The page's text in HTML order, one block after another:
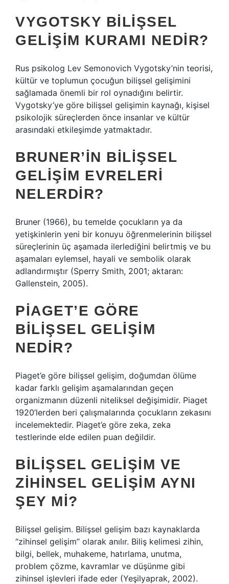
VYGOTSKY BILIŞSEL
GELIŞIM KURAMI NEDIR?
Rus psikolog Lev Semonovich Vygotsky’nin teorisi,
kültür ve toplumun çocuğun bilişsel gelişimini
sağlamada önemli bir rol oynadığını belirtir.
Vygotsky’ye göre bilişsel gelişimin kaynağı, kişisel
psikolojik süreçlerden önce insanlar ve kültür
arasındaki etkileşimde yatmaktadır.
BRUNER’IN BILIŞSEL
GELIŞIM EVRELERI
NELERDIR?
Bruner (1966), bu temelde çocukların ya da
yetişkinlerin yeni bir konuyu öğrenmelerinin bilişsel
süreçlerinin üç aşamada ilerlediğini belirtmiş ve bu
aşamaları eylemsel, hayali ve sembolik olarak
adlandırmıştır (Sperry Smith, 2001; aktaran:
Gallenstein, 2005).
PIAGET’E GÖRE
BILIŞSEL GELIŞIM
NEDIR?
Piaget’e göre bilişsel gelişim, doğumdan ölüme
kadar farklı gelişim aşamalarından geçen
organizmanın düzenli niteliksel değişimidir. Piaget
1920’lerden beri çalışmalarında çocukların zekasını
incelemektedir. Piaget’e göre zeka, zeka
testlerinde elde edilen puan değildir.
BILIŞSEL GELIŞIM VE
ZIHINSEL GELIŞIM AYNI
ŞEY MI?
Bilişsel gelişim. Bilişsel gelişim bazı kaynaklarda
“zihinsel gelişim” olarak anılır. Biliş kelimesi zihin,
bilgi, bellek, muhakeme, hatırlama, unutma,
problem çözme, kavramlar ve düşünme gibi
zihinsel işlevleri ifade eder (Yeşilyaprak, 2002).